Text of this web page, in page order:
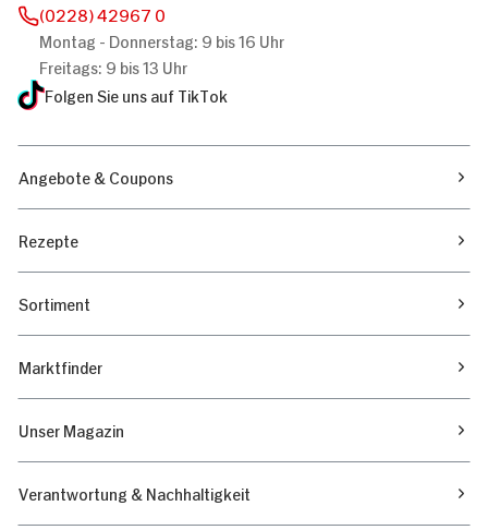
(0228) 42967 0
Montag - Donnerstag: 9 bis 16 Uhr
Freitags: 9 bis 13 Uhr
Folgen Sie uns auf TikTok
Angebote & Coupons
Rezepte
Sortiment
Marktfinder
Unser Magazin
Verantwortung & Nachhaltigkeit